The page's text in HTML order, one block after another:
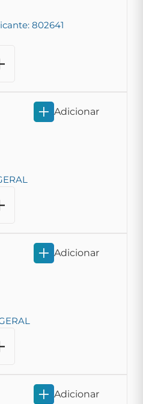
802641
Adicionar
Adicionar
Adicionar